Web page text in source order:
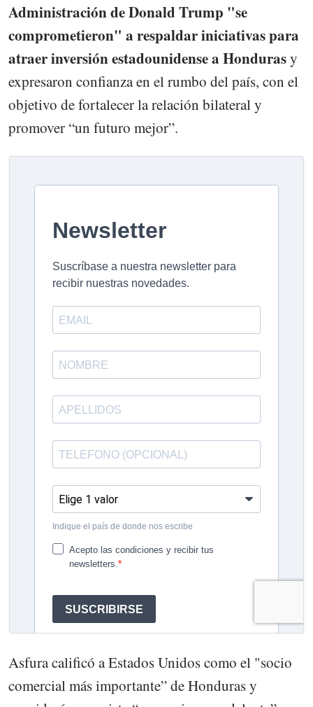
Administración de Donald Trump "se
comprometieron" a respaldar iniciativas para
atraer inversión estadounidense a Hondurasy
expresaron confianza en el rumbo del país, con el
objetivo de fortalecer la relación bilateral y
promover “un futuro mejor”.
Asfura calificó a Estados Unidos como el "socio
comercial más importante” de Honduras y